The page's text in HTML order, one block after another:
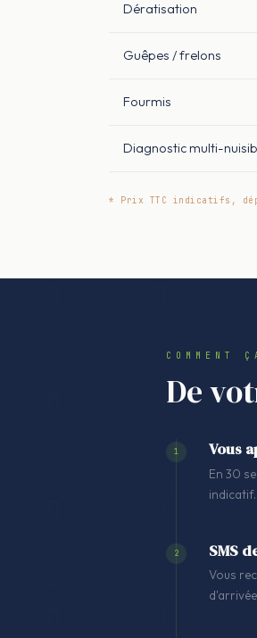
Dératisation
Guêpes / frelons
Fourmis
Diagnostic multi-
* Prix TTC indicatifs,
COMMENT
De
1 Vous
En 30
indicatif.
2 SMS
Vous